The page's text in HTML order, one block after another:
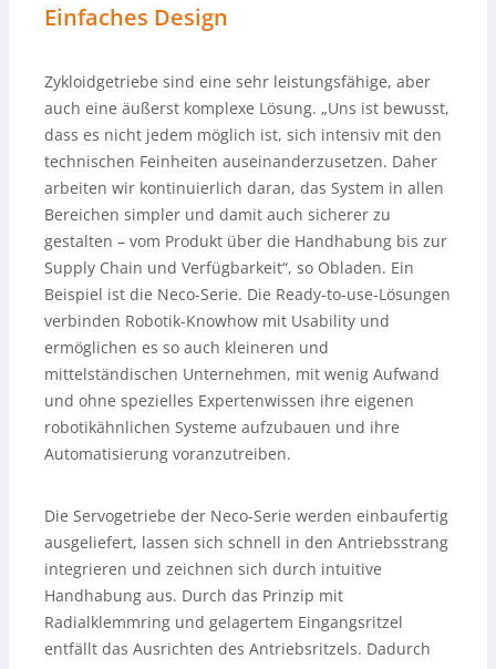
Einfaches Design
Zykloidgetriebe sind eine sehr leistungsfähige, aber
auch eine äußerst komplexe Lösung. „Uns ist bewusst,
dass es nicht jedem möglich ist, sich intensiv mit den
technischen Feinheiten auseinanderzusetzen. Daher
arbeiten wir kontinuierlich daran, das System in allen
Bereichen simpler und damit auch sicherer zu
gestalten – vom Produkt über die Handhabung bis zur
Supply Chain und Verfügbarkeit“, so Obladen. Ein
Beispiel ist die Neco-Serie. Die Ready-to-use-Lösungen
verbinden Robotik-Knowhow mit Usability und
ermöglichen es so auch kleineren und
mittelständischen Unternehmen, mit wenig Aufwand
und ohne spezielles Expertenwissen ihre eigenen
robotikähnlichen Systeme aufzubauen und ihre
Automatisierung voranzutreiben.
Die Servogetriebe der Neco-Serie werden einbaufertig
ausgeliefert, lassen sich schnell in den Antriebsstrang
integrieren und zeichnen sich durch intuitive
Handhabung aus. Durch das Prinzip mit
Radialklemmring und gelagertem Eingangsritzel
entfällt das Ausrichten des Antriebsritzels. Dadurch